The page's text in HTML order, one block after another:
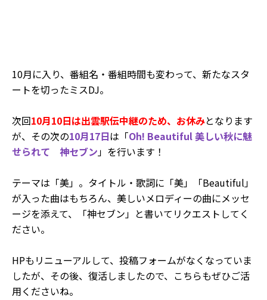
10月に入り、番組名・番組時間も変わって、新たなスタ
ートを切ったミスDJ。
次回10月10日は出雲駅伝中継のため、お休みとなります
が、その次の10月17日は「Oh! Beautiful 美しい秋に魅
せられて 神セブン」を行います！
テーマは「美」。タイトル・歌詞に「美」「Beautiful」
が入った曲はもちろん、美しいメロディーの曲にメッセ
ージを添えて、「神セブン」と書いてリクエストしてく
ださい。
HPもリニューアルして、投稿フォームがなくなっていま
したが、その後、復活しましたので、こちらもぜひご活
用くださいね。